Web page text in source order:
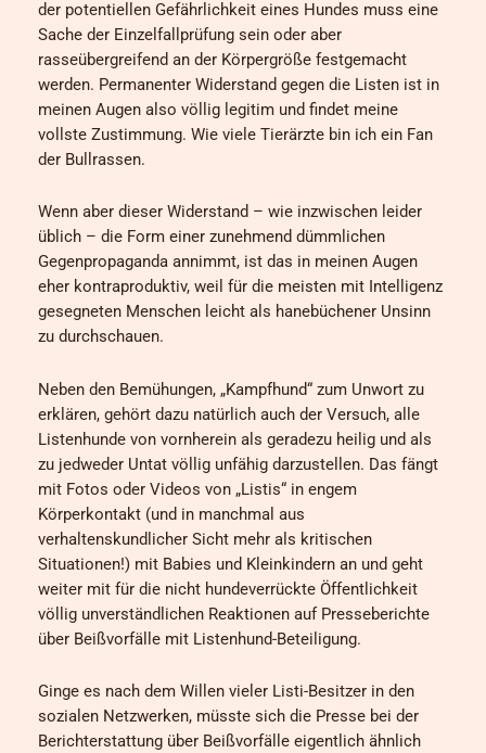
der potentiellen Gefährlichkeit eines Hundes muss eine
Sache der Einzelfallprüfung sein oder aber
rasseübergreifend an der Körpergröße festgemacht
werden. Permanenter Widerstand gegen die Listen ist in
meinen Augen also völlig legitim und findet meine
vollste Zustimmung. Wie viele Tierärzte bin ich ein Fan
der Bullrassen.
Wenn aber dieser Widerstand – wie inzwischen leider
üblich – die Form einer zunehmend dümmlichen
Gegenpropaganda annimmt, ist das in meinen Augen
eher kontraproduktiv, weil für die meisten mit Intelligenz
gesegneten Menschen leicht als hanebüchener Unsinn
zu durchschauen.
Neben den Bemühungen, „Kampfhund“ zum Unwort zu
erklären, gehört dazu natürlich auch der Versuch, alle
Listenhunde von vornherein als geradezu heilig und als
zu jedweder Untat völlig unfähig darzustellen. Das fängt
mit Fotos oder Videos von „Listis“ in engem
Körperkontakt (und in manchmal aus
verhaltenskundlicher Sicht mehr als kritischen
Situationen!) mit Babies und Kleinkindern an und geht
weiter mit für die nicht hundeverrückte Öffentlichkeit
völlig unverständlichen Reaktionen auf Presseberichte
über Beißvorfälle mit Listenhund-Beteiligung.
Ginge es nach dem Willen vieler Listi-Besitzer in den
sozialen Netzwerken, müsste sich die Presse bei der
Berichterstattung über Beißvorfälle eigentlich ähnlich